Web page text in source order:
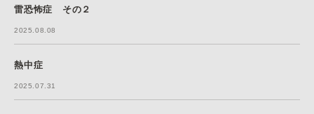
雷恐怖症 その２
2025.08.08
熱中症
2025.07.31